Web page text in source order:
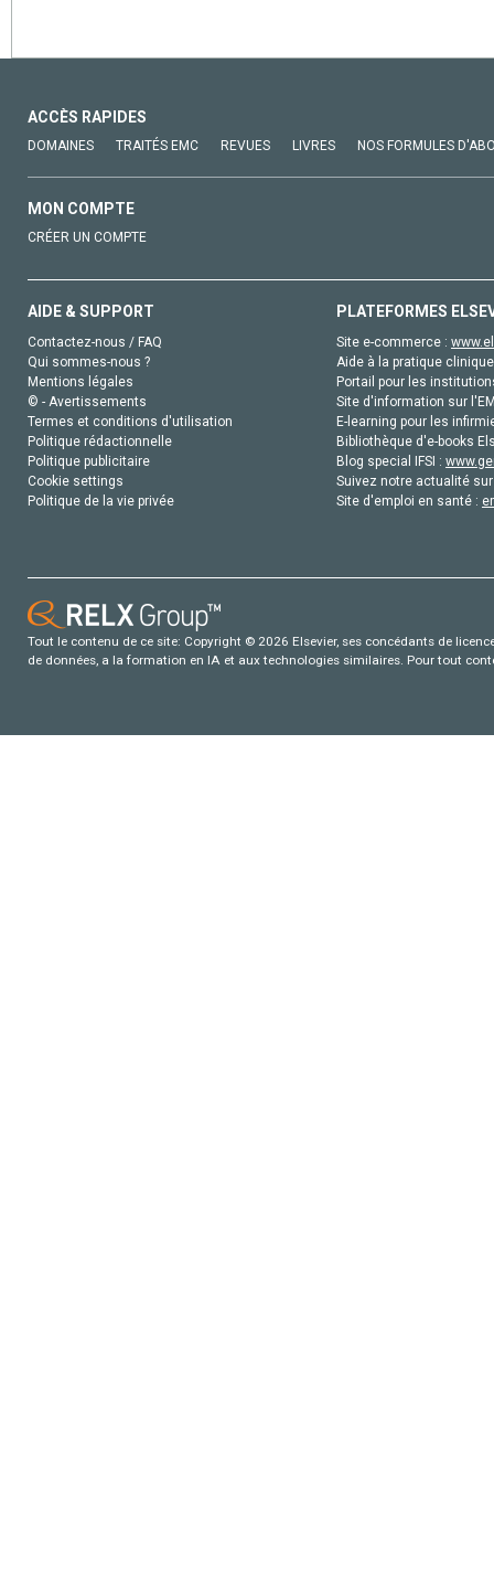
ACCÈS RAPIDES
DOMAINES TRAITÉS EMC REVUES LIVRES NOS FORMULES
MON COMPTE
CRÉER UN COMPTE
AIDE & SUPPORT
Contactez-nous / FAQ
Qui sommes-nous ?
Mentions légales
© - Avertissements
Termes et conditions d'utilisation
Politique rédactionnelle
Politique publicitaire
Cookie settings
Politique de la vie privée
PLATEFORMES
Site e-commerce :
Aide à la pratique
Portail pour les
Site d'information sur
E-learning pour les
Bibliothèque d'e-books
Blog special IFSI :
Suivez notre actualité
Site d'emploi en santé :
Tout le contenu de ce site: Copyright © 2026 Elsevier, ses concédants de
de données, a la formation en IA et aux technologies similaires. Pour tout